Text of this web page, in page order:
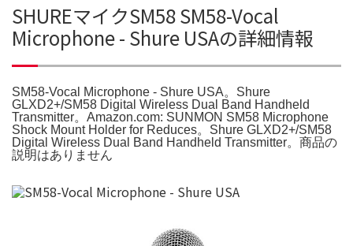
SHUREマイクSM58 SM58-Vocal
Microphone - Shure USAの詳細情報
SM58-Vocal Microphone - Shure USA。Shure
GLXD2+/SM58 Digital Wireless Dual Band Handheld
Transmitter。Amazon.com: SUNMON SM58 Microphone
Shock Mount Holder for Reduces。Shure GLXD2+/SM58
Digital Wireless Dual Band Handheld Transmitter。商品の
説明はありません